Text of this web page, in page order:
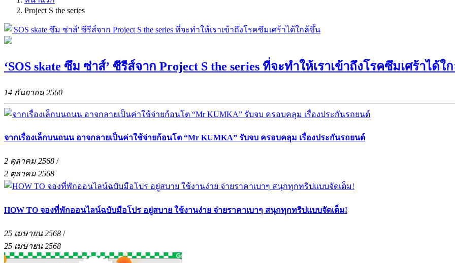
Project S the series
‘SOS skate ซึม ซ่าส์’ ซีรีส์จาก Project S the series ที่จะทำให้เราเข้าถึงโรคซึมเศร้าได้ใ
14 กันยายน 2560
จากเรื่องเล็กบนถนน อาจกลายเป็นค่าใช้จ่ายก้อนโต “Mr KUMKA” รับจบ ครอบคลุม เรื่องประกันรถยนต์
2 ตุลาคม 2568 /
2 ตุลาคม 2568
HOW TO จองที่พักออนไลน์ฉบับมือโปร อยู่สบาย ใช้งานง่าย จ่ายราคาเบาๆ สนุกทุกทริปแบบจัดเต็ม!
25 เมษายน 2568 /
25 เมษายน 2568